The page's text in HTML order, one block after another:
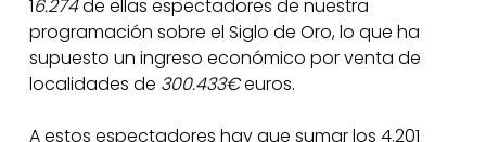
16.274de ellas espectadores de nuestra
programación sobre el Siglo de Oro, lo que ha
supuesto un ingreso económico por venta de
localidades de 300.433€euros.
A estos espectadores hay que sumar los 4.201